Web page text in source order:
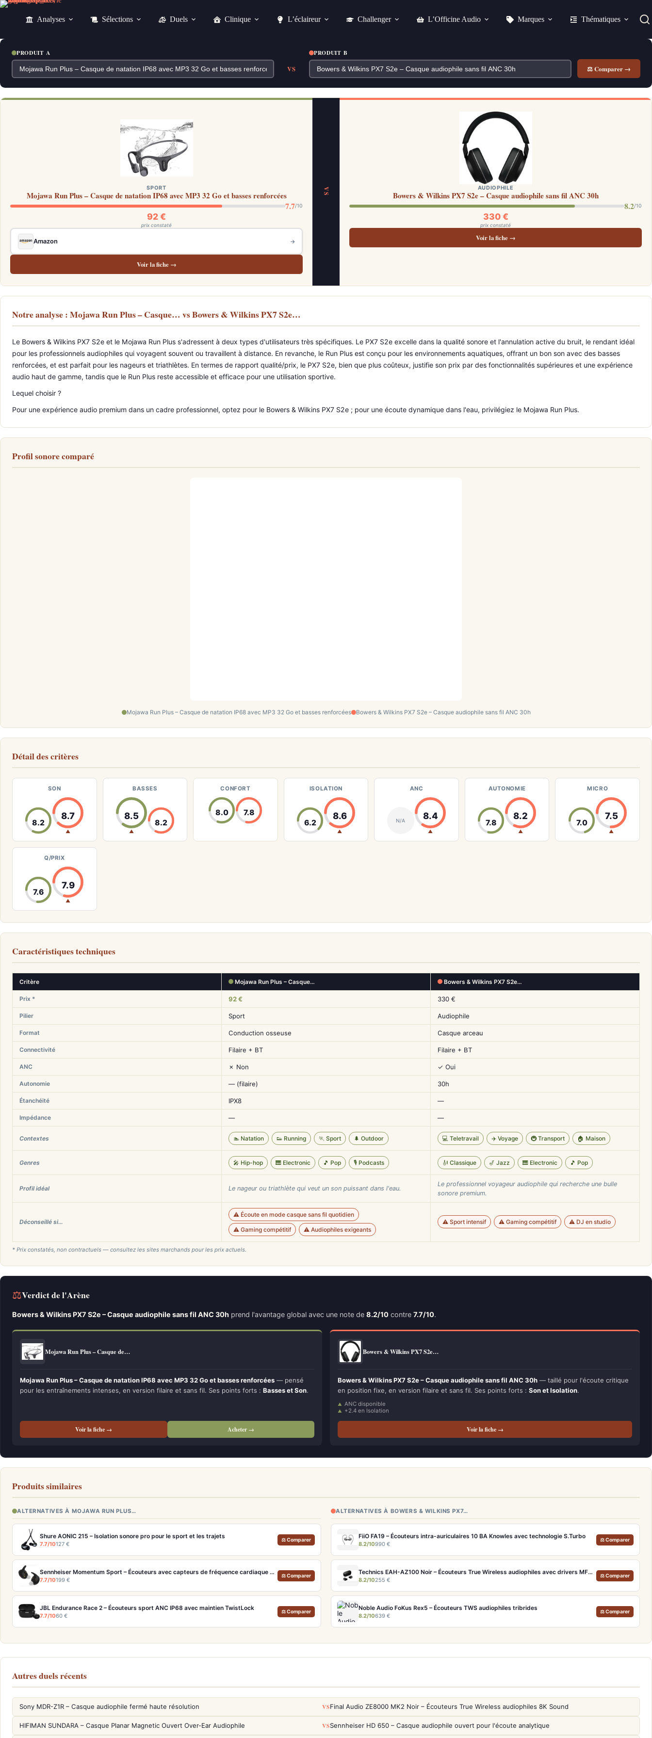
Passer
Analyses Sélections Duels Clinique L’éclaireur Challenger L’Officine Audio Marques Thématiques
PRODUIT A
VS
PRODUIT B
⚖ Comparer →
SPORT
Mojawa Run Plus – Casque de natation IP68 avec MP3 32 Go et basses renforcées
7.7/10
92 €
prix constaté
Amazon →
Voir la fiche →
VS AUDIOPHILE
Bowers & Wilkins PX7 S2e – Casque audiophile sans fil ANC 30h
8.2/10
330 €
prix constaté
Voir la fiche →
Notre analyse : Mojawa Run Plus – Casque… vs Bowers & Wilkins PX7 S2e…
Le Bowers & Wilkins PX7 S2e et le Mojawa Run Plus s'adressent à deux types d'utilisateurs très spécifiques. Le PX7 S2e excelle dans la qualité sonore et l'annulation active du bruit, le rendant idéal
pour les professionnels audiophiles qui voyagent souvent ou travaillent à distance. En revanche, le Run Plus est conçu pour les environnements aquatiques, offrant un bon son avec des basses
renforcées, et est parfait pour les nageurs et triathlètes. En termes de rapport qualité/prix, le PX7 S2e, bien que plus coûteux, justifie son prix par des fonctionnalités supérieures et une expérience
audio haut de gamme, tandis que le Run Plus reste accessible et efficace pour une utilisation sportive.
Lequel choisir ?
Pour une expérience audio premium dans un cadre professionnel, optez pour le Bowers & Wilkins PX7 S2e ; pour une écoute dynamique dans l'eau, privilégiez le Mojawa Run Plus.
Profil sonore comparé
Mojawa Run Plus – Casque de natation IP68 avec MP3 32 Go et basses renforcées Bowers & Wilkins PX7 S2e – Casque audiophile sans fil ANC 30h
Détail des critères
SON
8.2
8.7
▲
BASSES
8.5
▲
8.2
CONFORT
8.0 7.8
ISOLATION
6.2
8.6
▲
ANC
N/A 8.4
▲
AUTONOMIE
7.8
8.2
▲
MICRO
7.0
7.5
▲
Q/PRIX
7.6
7.9
▲
Caractéristiques techniques
Critère Mojawa Run Plus – Casque… Bowers & Wilkins PX7 S2e…
Prix * 92 € 330 €
Pilier Sport Audiophile
Format Conduction osseuse Casque arceau
Connectivité Filaire + BT Filaire + BT
ANC ✗ Non ✓ Oui
Autonomie — (filaire) 30h
Étanchéité IPX8 —
Impédance — —
Contextes 🏊 Natation 👟 Running 🏃 Sport 🌲 Outdoor 💻 Teletravail ✈️ Voyage 🚇 Transport 🏠 Maison
Genres 🎤 Hip-hop 🎹 Electronic 🎵 Pop 🎙️ Podcasts 🎻 Classique 🎷 Jazz 🎹 Electronic 🎵 Pop
Profil idéal Le nageur ou triathlète qui veut un son puissant dans l'eau.
Le professionnel voyageur audiophile qui recherche une bulle
sonore premium.
Déconseillé si…
⚠️ Écoute en mode casque sans fil quotidien
⚠️ Gaming compétitif ⚠️ Audiophiles exigeants
⚠️ Sport intensif ⚠️ Gaming compétitif ⚠️ DJ en studio
* Prix constatés, non contractuels — consultez les sites marchands pour les prix actuels.
⚖Verdict de l'Arène
Bowers & Wilkins PX7 S2e – Casque audiophile sans fil ANC 30h prend l'avantage global avec une note de 8.2/10 contre 7.7/10.
Mojawa Run Plus – Casque de…
Mojawa Run Plus – Casque de natation IP68 avec MP3 32 Go et basses renforcées — pensé
pour les entraînements intenses, en version filaire et sans fil. Ses points forts : Basses et Son.
Voir la fiche → Acheter →
Bowers & Wilkins PX7 S2e…
Bowers & Wilkins PX7 S2e – Casque audiophile sans fil ANC 30h — taillé pour l'écoute critique
en position fixe, en version filaire et sans fil. Ses points forts : Son et Isolation.
ANC disponible
+2.4 en Isolation
Voir la fiche →
Produits similaires
ALTERNATIVES À MOJAWA RUN PLUS…
Shure AONIC 215 – Isolation sonore pro pour le sport et les trajets
7.7/10127 €
⚖ Comparer
Sennheiser Momentum Sport – Écouteurs avec capteurs de fréquence cardiaque et température
7.7/10199 €
⚖ Comparer
JBL Endurance Race 2 – Écouteurs sport ANC IP68 avec maintien TwistLock
7.7/1060 €
⚖ Comparer
ALTERNATIVES À BOWERS & WILKINS PX7…
FiiO FA19 – Écouteurs intra-auriculaires 10 BA Knowles avec technologie S.Turbo
8.2/10990 €
⚖ Comparer
Technics EAH-AZ100 Noir – Écouteurs True Wireless audiophiles avec drivers MFD et autonomie 29h
8.2/10255 €
⚖ Comparer
Noble Audio FoKus Rex5 – Écouteurs TWS audiophiles tribrides
8.2/10639 €
⚖ Comparer
Autres duels récents
Sony MDR-Z1R – Casque audiophile fermé haute résolution VSFinal Audio ZE8000 MK2 Noir – Écouteurs True Wireless audiophiles 8K Sound
HIFIMAN SUNDARA – Casque Planar Magnetic Ouvert Over-Ear Audiophile VSSennheiser HD 650 – Casque audiophile ouvert pour l'écoute analytique